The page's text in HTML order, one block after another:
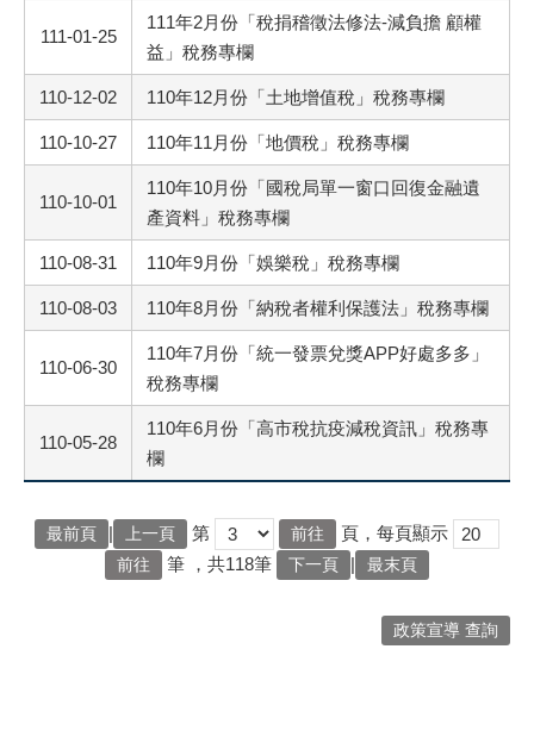
111-01-25
111年2月份「稅捐稽徵法修法-減負擔 顧權
益」稅務專欄
110-12-02 110年12月份「土地增值稅」稅務專欄
110-10-27 110年11月份「地價稅」稅務專欄
110-10-01
110年10月份「國稅局單一窗口回復金融遺
產資料」稅務專欄
110-08-31 110年9月份「娛樂稅」稅務專欄
110-08-03 110年8月份「納稅者權利保護法」稅務專欄
110-06-30
110年7月份「統一發票兌獎APP好處多多」
稅務專欄
110-05-28
110年6月份「高市稅抗疫減稅資訊」稅務專
欄
最前頁 | 上一頁 第
頁，每頁顯示
筆 ，共118筆 下一頁 | 最末頁
政策宣導 查詢